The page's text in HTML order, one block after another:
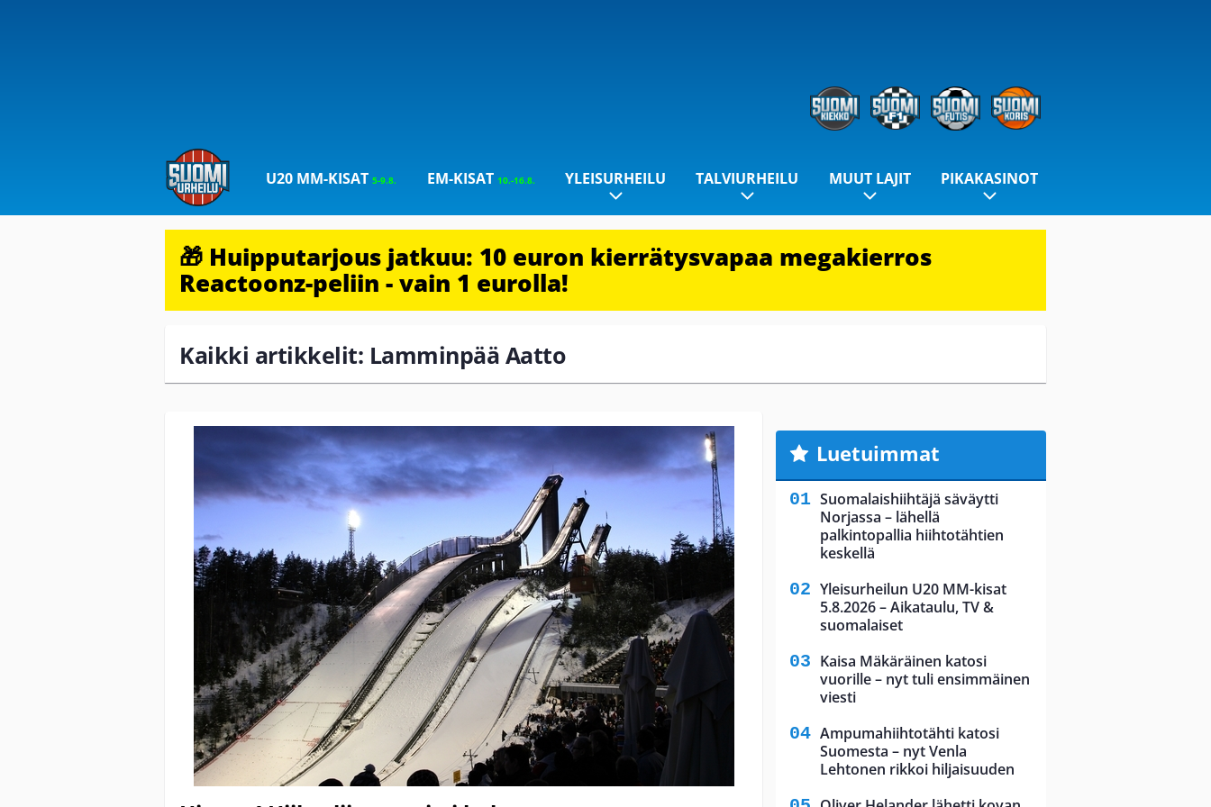
U20 MM-KISAT5-9.8. EM-KISAT 10.-16.8. YLEISURHEILU TALVIURHEILU MUUT LAJIT PIKAKASINOT
🎁 Huipputarjous jatkuu: 10 euron kierrätysvapaa megakierros
Reactoonz-peliin - vain 1 eurolla!
Kaikki artikkelit: Lamminpää Aatto
Luetuimmat
Suomalaishiihtäjä säväytti
Norjassa – lähellä
palkintopallia hiihtotähtien
keskellä
Yleisurheilun U20 MM-kisat
5.8.2026 – Aikataulu, TV &
suomalaiset
Kaisa Mäkäräinen katosi
vuorille – nyt tuli ensimmäinen
viesti
Ampumahiihtotähti katosi
Suomesta – nyt Venla
Lehtonen rikkoi hiljaisuuden